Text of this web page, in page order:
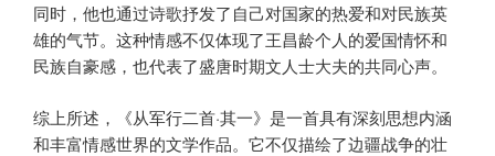
同时，他也通过诗歌抒发了自己对国家的热爱和对民族英
雄的气节。这种情感不仅体现了王昌龄个人的爱国情怀和
民族自豪感，也代表了盛唐时期文人士大夫的共同心声。
综上所述，《从军行二首·其一》是一首具有深刻思想内涵
和丰富情感世界的文学作品。它不仅描绘了边疆战争的壮